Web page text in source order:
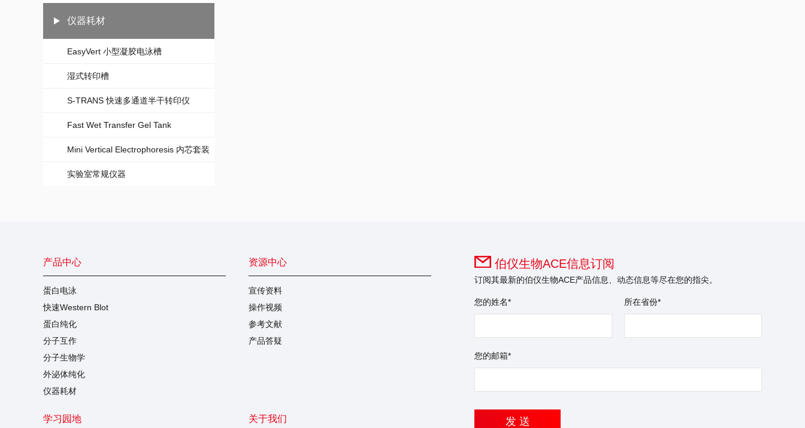
仪器耗材
EasyVert 小型凝胶电泳槽
湿式转印槽
S-TRANS 快速多通道半干转印仪
Fast Wet Transfer Gel Tank
Mini Vertical Electrophoresis 内芯套装
实验室常规仪器
产品中心
蛋白电泳
快速Western Blot
蛋白纯化
分子互作
分子生物学
外泌体纯化
仪器耗材
资源中心
宣传资料
操作视频
参考文献
产品答疑
学习园地 关于我们
伯仪生物ACE信息订阅
订阅其最新的伯仪生物ACE产品信息、动态信息等尽在您的指尖。
您的姓名* 所在省份*
您的邮箱*
发 送